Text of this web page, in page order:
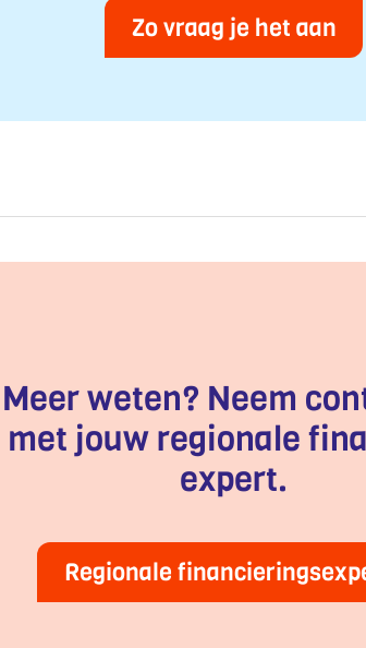
Zo vraag je het aan
Meer weten? Neem
met jouw regionale
expert.
Regionale